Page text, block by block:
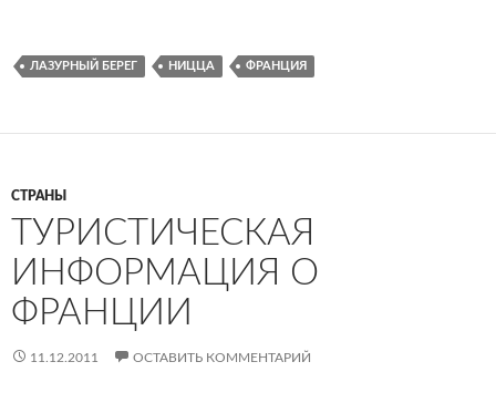
ЛАЗУРНЫЙ БЕРЕГ НИЦЦА ФРАНЦИЯ
СТРАНЫ
ТУРИСТИЧЕСКАЯ
ИНФОРМАЦИЯ О
ФРАНЦИИ
11.12.2011 ОСТАВИТЬ КОММЕНТАРИЙ